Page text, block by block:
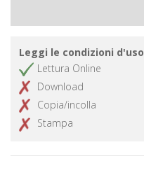
Leggi le condizioni d'uso
Lettura Online
Download
Copia/incolla
Stampa